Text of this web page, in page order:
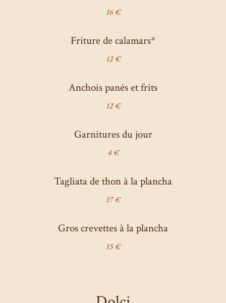
16 €
Friture de calamars*
12 €
Anchois panés et frits
12 €
Garnitures du jour
4 €
Tagliata de thon à la plancha
17 €
Gros crevettes à la plancha
15 €